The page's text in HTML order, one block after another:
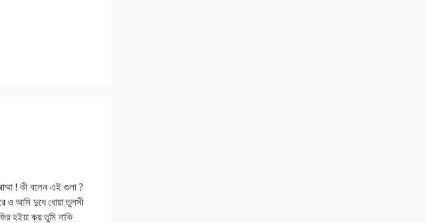
! কী বলেন এই গুলা ?
ও আমি দুধে ধোয়া তুলসী
হইয়া কয় তুমি নাকি